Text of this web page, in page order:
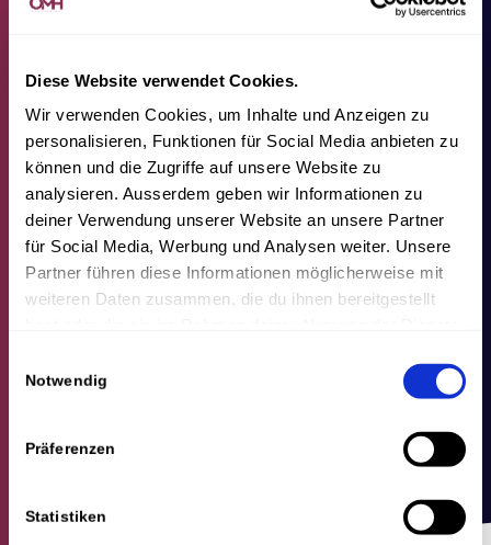
Diese Website verwendet Cookies.
Wir verwenden Cookies, um Inhalte und Anzeigen zu
personalisieren, Funktionen für Social Media anbieten zu
können und die Zugriffe auf unsere Website zu
analysieren. Ausserdem geben wir Informationen zu
deiner Verwendung unserer Website an unsere Partner
für Social Media, Werbung und Analysen weiter. Unsere
Partner führen diese Informationen möglicherweise mit
weiteren Daten zusammen, die du ihnen bereitgestellt
Notwendig
Präferenzen
Statistiken